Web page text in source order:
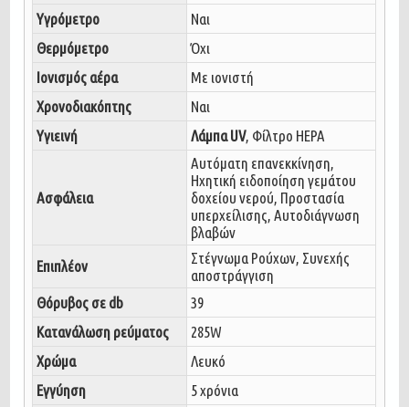
Υγρόμετρο
Ναι
Θερμόμετρο
Όχι
Ιονισμός αέρα
Με ιονιστή
Χρονοδιακόπτης
Ναι
Υγιεινή
Λάμπα UV, Φίλτρο HEPA
Ασφάλεια
Αυτόματη επανεκκίνηση,
Ηχητική ειδοποίηση γεμάτου
δοχείου νερού, Προστασία
υπερχείλισης, Αυτοδιάγνωση
βλαβών
Επιπλέον
Στέγνωμα Ρούχων, Συνεχής
αποστράγγιση
Θόρυβος σε db
39
Κατανάλωση ρεύματος
285W
Χρώμα
Λευκό
Εγγύηση
5 χρόνια